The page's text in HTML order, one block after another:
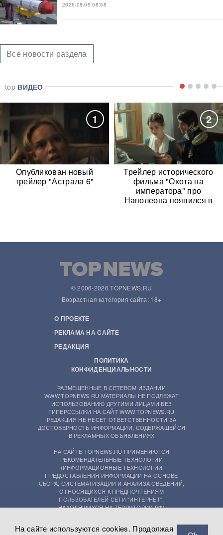
2026-08-05 08:58
Все новости раздела
top ВИДЕО
1
Опубликован новый
трейлер "Астрала 6"
2
Трейлер исторического
фильма "Охота на
императора" про
Наполеона появился в
Сети
© 2006-2026 TOPNEWS.RU
Возрастная категория сайта: 18+
О ПРОЕКТЕ
РЕКЛАМА НА САЙТЕ
РЕДАКЦИЯ
ПОЛИТИКА
КОНФИДЕНЦИАЛЬНОСТИ
РАЗМЕЩЕННЫЕ В СЕТЕВОМ ИЗДАНИИ
WWW.TOPNEWS.RU МАТЕРИАЛЫ НЕ ПОДЛЕЖАТ
ИСПОЛЬЗОВАНИЮ ДРУГИМИ ЛИЦАМИ БЕЗ
ГИПЕРССЫЛКИ НА САЙТ WWW.TOPNEWS.RU
РЕДАКЦИЯ НЕ НЕСЕТ ОТВЕТСТВЕННОСТИ ЗА
ДОСТОВЕРНОСТЬ ИНФОРМАЦИИ, СОДЕРЖАЩЕЙСЯ
В РЕКЛАМНЫХ ОБЪЯВЛЕНИЯХ
НА САЙТЕ TOPNEWS.RU ПРИМЕНЯЮТСЯ
РЕКОМЕНДАТЕЛЬНЫЕ ТЕХНОЛОГИИ
(ИНФОРМАЦИОННЫЕ ТЕХНОЛОГИИ
ПРЕДОСТАВЛЕНИЯ ИНФОРМАЦИИ НА ОСНОВЕ
СБОРА, СИСТЕМАТИЗАЦИИ И АНАЛИЗА СВЕДЕНИЙ,
ОТНОСЯЩИХСЯ К ПРЕДПОЧТЕНИЯМ
ПОЛЬЗОВАТЕЛЕЙ СЕТИ "ИНТЕРНЕТ",
НАХОДЯЩИХСЯ НА ТЕРРИТОРИИ РФ)
На сайте используются cookies. Продолжая